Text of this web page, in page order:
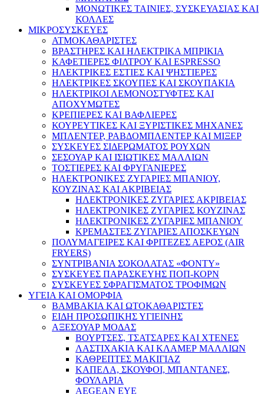
ΜΟΝΩΤΙΚΕΣ ΤΑΙΝΙΕΣ, ΣΥΣΚΕΥΑΣΙΑΣ ΚΑΙ
ΚΟΛΛΕΣ
ΜΙΚΡΟΣΥΣΚΕΥΕΣ
ΑΤΜΟΚΑΘΑΡΙΣΤΕΣ
ΒΡΑΣΤΗΡΕΣ ΚΑΙ ΗΛΕΚΤΡΙΚΑ ΜΠΡΙΚΙΑ
ΚΑΦΕΤΙΕΡΕΣ ΦΙΛΤΡΟΥ ΚΑΙ ESPRESSO
ΗΛΕΚΤΡΙΚΕΣ ΕΣΤΙΕΣ ΚΑΙ ΨΗΣΤΙΕΡΕΣ
ΗΛΕΚΤΡΙΚΕΣ ΣΚΟΥΠΕΣ ΚΑΙ ΣΚΟΥΠΑΚΙΑ
ΗΛΕΚΤΡΙΚΟΙ ΛΕΜΟΝΟΣΤΥΦΤΕΣ ΚΑΙ
ΑΠΟΧΥΜΩΤΕΣ
ΚΡΕΠΙΕΡΕΣ ΚΑΙ ΒΑΦΛΙΕΡΕΣ
ΚΟΥΡΕΥΤΙΚΕΣ ΚΑΙ ΞΥΡΙΣΤΙΚΕΣ ΜΗΧΑΝΕΣ
ΜΠΛΕΝΤΕΡ, ΡΑΒΔΟΜΠΛΕΝΤΕΡ ΚΑΙ ΜΙΞΕΡ
ΣΥΣΚΕΥΕΣ ΣΙΔΕΡΩΜΑΤΟΣ ΡΟΥΧΩΝ
ΣΕΣΟΥΑΡ ΚΑΙ ΙΣΙΩΤΙΚΕΣ ΜΑΛΛΙΩΝ
ΤΟΣΤΙΕΡΕΣ ΚΑΙ ΦΡΥΓΑΝΙΕΡΕΣ
ΗΛΕΚΤΡΟΝΙΚΕΣ ΖΥΓΑΡΙΕΣ ΜΠΑΝΙΟΥ,
ΚΟΥΖΙΝΑΣ ΚΑΙ ΑΚΡΙΒΕΙΑΣ
ΗΛΕΚΤΡΟΝΙΚΕΣ ΖΥΓΑΡΙΕΣ ΑΚΡΙΒΕΙΑΣ
ΗΛΕΚΤΡΟΝΙΚΕΣ ΖΥΓΑΡΙΕΣ ΚΟΥΖΙΝΑΣ
ΗΛΕΚΤΡΟΝΙΚΕΣ ΖΥΓΑΡΙΕΣ ΜΠΑΝΙΟΥ
ΚΡΕΜΑΣΤΕΣ ΖΥΓΑΡΙΕΣ ΑΠΟΣΚΕΥΩΝ
ΠΟΛΥΜΑΓΕΙΡΕΣ ΚΑΙ ΦΡΙΤΕΖΕΣ ΑΕΡΟΣ (AIR
FRYERS)
ΣΥΝΤΡΙΒΑΝΙΑ ΣΟΚΟΛΑΤΑΣ «ΦΟΝΤΥ»
ΣΥΣΚΕΥΕΣ ΠΑΡΑΣΚΕΥΗΣ ΠΟΠ-ΚΟΡΝ
ΣΥΣΚΕΥΕΣ ΣΦΡΑΓΙΣΜΑΤΟΣ ΤΡΟΦΙΜΩΝ
ΥΓΕΙΑ ΚΑΙ ΟΜΟΡΦΙΑ
ΒΑΜΒΑΚΙΑ ΚΑΙ ΩΤΟΚΑΘΑΡΙΣΤΕΣ
ΕΙΔΗ ΠΡΟΣΩΠΙΚΗΣ ΥΓΙΕΙΝΗΣ
ΑΞΕΣΟΥΑΡ ΜΟΔΑΣ
ΒΟΥΡΤΣΕΣ, ΤΣΑΤΣΑΡΕΣ ΚΑΙ ΧΤΕΝΕΣ
ΛΑΣΤΙΧΑΚΙΑ ΚΑΙ ΚΛΑΜΕΡ ΜΑΛΛΙΩΝ
ΚΑΘΡΕΠΤΕΣ ΜΑΚΙΓΙΑΖ
ΚΑΠΕΛΑ, ΣΚΟΥΦΟΙ, ΜΠΑΝΤΑΝΕΣ,
ΦΟΥΛΑΡΙΑ
AEGEAN EYE